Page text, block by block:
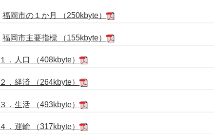
福岡市の１か月 （250kbyte）
福岡市主要指標 （155kbyte）
１．人口 （408kbyte）
２．経済 （264kbyte）
３．生活 （493kbyte）
４．運輸 （317kbyte）